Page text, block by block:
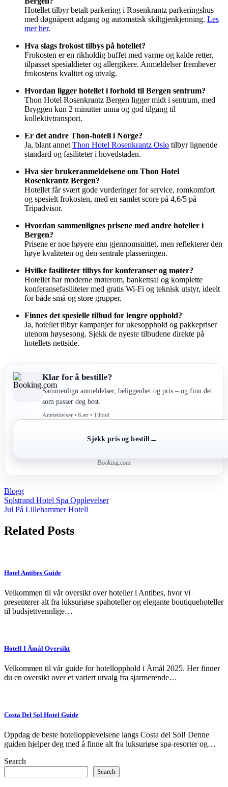
Hotellet tilbyr betalt parkering i Rosenkrantz parkeringshus
med døgnåpent adgang og automatisk skiltgjenkjenning. Les
mer her.
Hva slags frokost tilbys på hotellet?
Frokosten er en rikholdig buffet med varme og kalde retter,
tilpasset spesialdieter og allergikere. Anmeldelser fremhever
frokostens kvalitet og utvalg.
Hvordan ligger hotellet i forhold til Bergen sentrum?
Thon Hotel Rosenkrantz Bergen ligger midt i sentrum, med
Bryggen kun 2 minutter unna og god tilgang til
kollektivtransport.
Er det andre Thon-hotell i Norge?
Ja, blant annet Thon Hotel Rosenkrantz Oslo tilbyr lignende
standard og fasiliteter i hovedstaden.
Hva sier brukeranmeldelsene om Thon Hotel
Rosenkrantz Bergen?
Hotellet får svært gode vurderinger for service, romkomfort
og spesielt frokosten, med en samlet score på 4,6/5 på
Tripadvisor.
Hvordan sammenlignes prisene med andre hoteller i
Bergen?
Prisene er noe høyere enn gjennomsnittet, men reflekterer den
høye kvaliteten og den sentrale plasseringen.
Hvilke fasiliteter tilbys for konferanser og møter?
Hotellet har moderne møterom, bankettsal og komplette
konferansefasiliteter med gratis Wi-Fi og teknisk utstyr, ideelt
for både små og store grupper.
Finnes det spesielle tilbud for lengre opphold?
Ja, hotellet tilbyr kampanjer for ukesopphold og pakkepriser
utenom høysesong. Sjekk de nyeste tilbudene direkte på
hotellets nettside.
Klar for å bestille?
Sammenlign anmeldelser, beliggenhet og pris – og finn det
som passer deg best.
Anmeldelser • Kart • Tilbud
Sjekk pris og bestill →
Booking.com
Blogg
Post
navigation
Solstrand Hotel Spa Opplevelser
Jul På Lillehammer Hotell
Related Posts
Hotel Antibes Guide
Velkommen til vår oversikt over hoteller i Antibes, hvor vi
presenterer alt fra luksuriøse spahoteller og elegante boutiquehoteller
til budsjettvennlige…
Hotell I Åmål Oversikt
Velkommen til vår guide for hotellopphold i Åmål 2025. Her finner
du en oversikt over et variert utvalg fra sjarmerende…
Costa Del Sol Hotel Guide
Oppdag de beste hotellopplevelsene langs Costa del Sol! Denne
guiden hjelper deg med å finne alt fra luksuriøse spa-resorter og…
Search
Search